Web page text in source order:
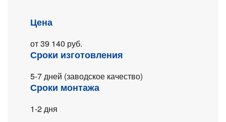
Цена
от 39 140 руб.
Сроки изготовления
5-7 дней (заводское качество)
Сроки монтажа
1-2 дня